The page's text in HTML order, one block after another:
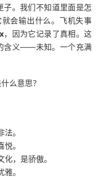
子。我们不知道里面是怎
会输出什么。飞机失事
，因为它记录了真相。这
含义——未知。一个充满
么意思？
。
。
，是骄傲。
。